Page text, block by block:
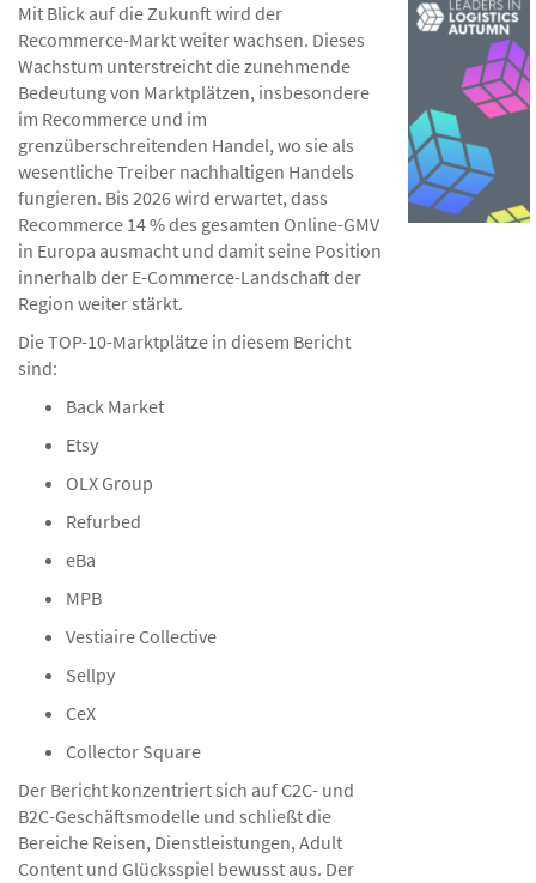
Mit Blick auf die Zukunft wird der
Recommerce-Markt weiter wachsen. Dieses
Wachstum unterstreicht die zunehmende
Bedeutung von Marktplätzen, insbesondere
im Recommerce und im
grenzüberschreitenden Handel, wo sie als
wesentliche Treiber nachhaltigen Handels
fungieren. Bis 2026 wird erwartet, dass
Recommerce 14 % des gesamten Online-GMV
in Europa ausmacht und damit seine Position
innerhalb der E-Commerce-Landschaft der
Region weiter stärkt.
Die TOP-10-Marktplätze in diesem Bericht
sind:
Back Market
Etsy
OLX Group
Refurbed
eBa
MPB
Vestiaire Collective
Sellpy
CeX
Collector Square
Der Bericht konzentriert sich auf C2C- und
B2C-Geschäftsmodelle und schließt die
Bereiche Reisen, Dienstleistungen, Adult
Content und Glücksspiel bewusst aus. Der